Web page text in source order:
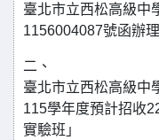
臺北市立西松高級中
1156004087號函辦理
二、
臺北市立西松高級中
115學年度預計招收
實驗班」